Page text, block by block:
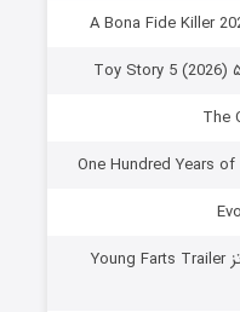
دانلود مستند قطعات تریلر یانگ فارتز Young Farts Trailer